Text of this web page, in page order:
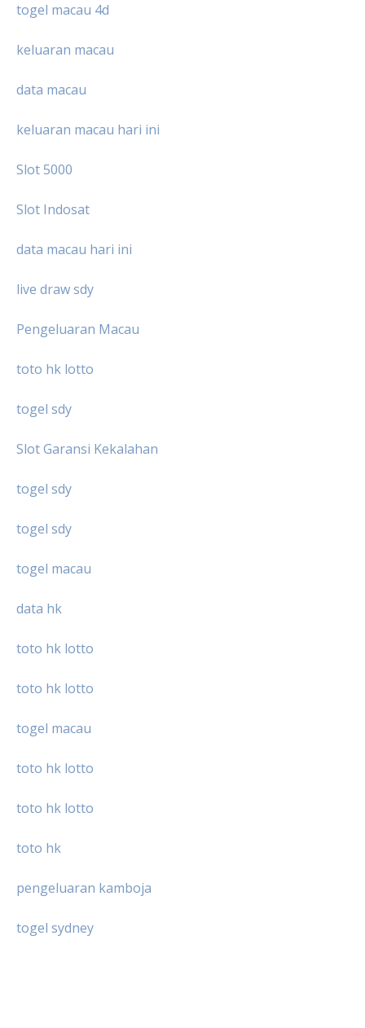
togel macau 4d
keluaran macau
data macau
keluaran macau hari ini
Slot 5000
Slot Indosat
data macau hari ini
live draw sdy
Pengeluaran Macau
toto hk lotto
togel sdy
Slot Garansi Kekalahan
togel sdy
togel sdy
togel macau
data hk
toto hk lotto
toto hk lotto
togel macau
toto hk lotto
toto hk lotto
toto hk
pengeluaran kamboja
togel sydney